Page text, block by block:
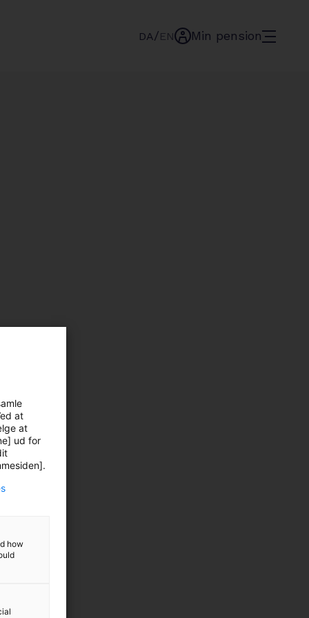
DA/ENmin-Min pensionmenu
at
at
ud for
how